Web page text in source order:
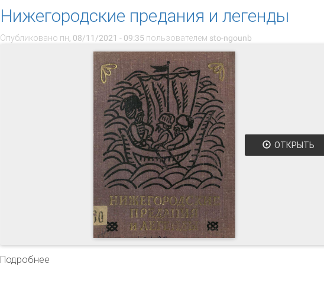
Нижегородские предания и легенды
Опубликовано пн, 08/11/2021 - 09:35 пользователем sto-ngounb
ОТКРЫТЬ
Подробнее